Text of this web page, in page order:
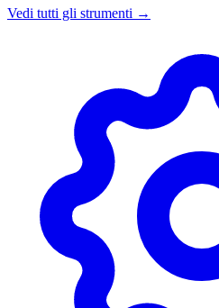
Vedi tutti gli strumenti →